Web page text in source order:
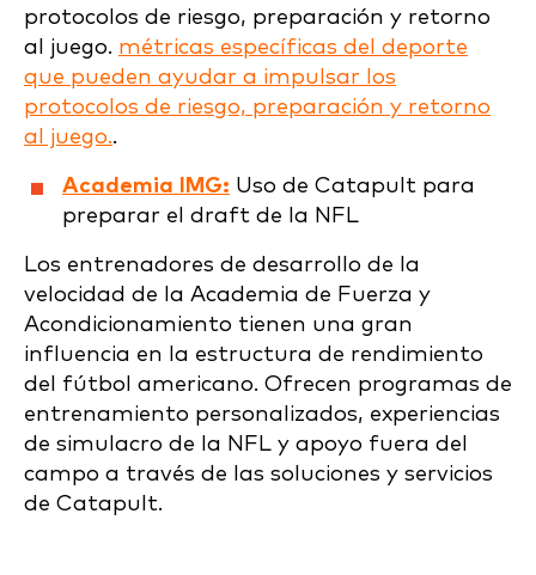
protocolos de riesgo, preparación y retorno
al juego. métricas específicas del deporte
que pueden ayudar a impulsar los
protocolos de riesgo, preparación y retorno
al juego..
Academia IMG: Uso de Catapult para
preparar el draft de la NFL
Los entrenadores de desarrollo de la
velocidad de la Academia de Fuerza y
Acondicionamiento tienen una gran
influencia en la estructura de rendimiento
del fútbol americano. Ofrecen programas de
entrenamiento personalizados, experiencias
de simulacro de la NFL y apoyo fuera del
campo a través de las soluciones y servicios
de Catapult.